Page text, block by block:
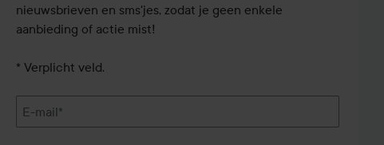
nieuwsbrieven en sms'jes, zodat je geen enkele
aanbieding of actie mist!
* Verplicht veld.
E-mail*